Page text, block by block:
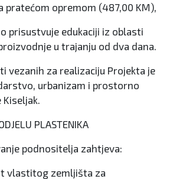
pratećom opremom (487,00 KM),
prisustvuje edukaciji iz oblasti
u trajanju od dva dana.
vezanih za realizaciju Projekta je
urbanizam i prostorno
PLASTENIKA
podnositelja zahtjeva:
vlastitog zemljišta za